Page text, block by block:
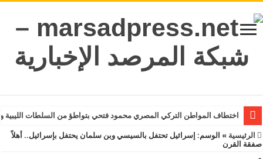
اختطاف المواطن التركي المصري محمود فتحي بتواطؤ من السلطات
الرئيسية » الوسم: إسرائيل تحتفل بالسيسي وبن سلمان يحتفل بإسرائيل.. أهلاً
صفقة القرن